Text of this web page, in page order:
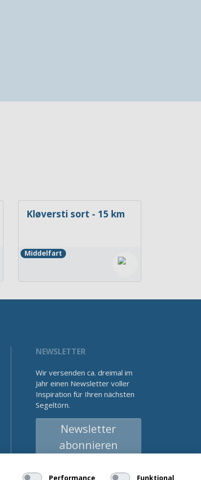
Kløversti sort - 15 km
Middelfart
NEWSLETTER
Wir versenden ca. dreimal im
Jahr einen Newsletter voller
Inspiration für Ihren nächsten
Segeltörn.
Newsletter
abonnieren
Performance Funktional